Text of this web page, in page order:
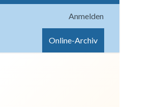
Anmelden
Online-Archiv